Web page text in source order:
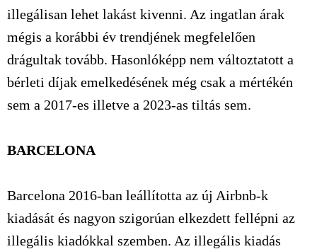
illegálisan lehet lakást kivenni. Az ingatlan árak
mégis a korábbi év trendjének megfelelően
drágultak tovább. Hasonlóképp nem változtatott a
bérleti díjak emelkedésének még csak a mértékén
sem a 2017-es illetve a 2023-as tiltás sem.
BARCELONA
Barcelona 2016-ban leállította az új Airbnb-k
kiadását és nagyon szigorúan elkezdett fellépni az
illegális kiadókkal szemben. Az illegális kiadás